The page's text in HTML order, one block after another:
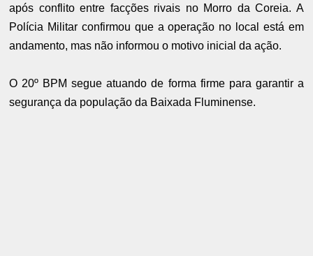
após conflito entre facções rivais no Morro da Coreia. A
Polícia Militar confirmou que a operação no local está em
andamento, mas não informou o motivo inicial da ação.
O 20º BPM segue atuando de forma firme para garantir a
segurança da população da Baixada Fluminense.